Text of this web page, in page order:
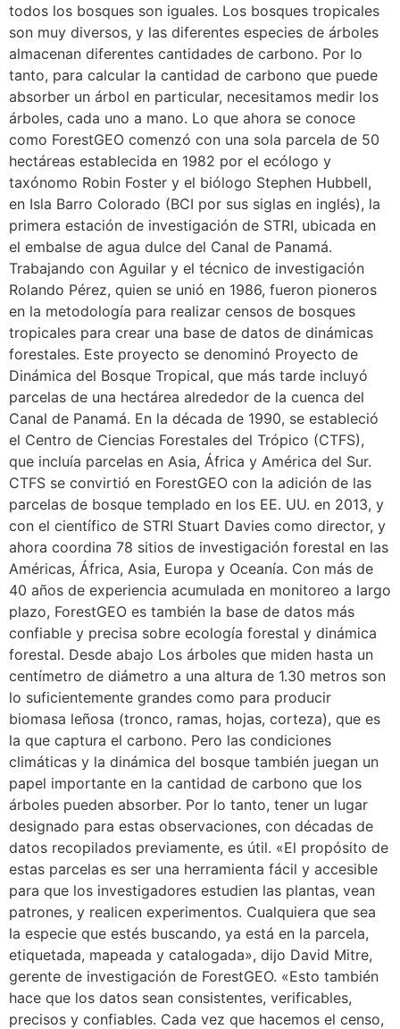
todos los bosques son iguales. Los bosques tropicales
son muy diversos, y las diferentes especies de árboles
almacenan diferentes cantidades de carbono. Por lo
tanto, para calcular la cantidad de carbono que puede
absorber un árbol en particular, necesitamos medir los
árboles, cada uno a mano. Lo que ahora se conoce
como ForestGEO comenzó con una sola parcela de 50
hectáreas establecida en 1982 por el ecólogo y
taxónomo Robin Foster y el biólogo Stephen Hubbell,
en Isla Barro Colorado (BCI por sus siglas en inglés), la
primera estación de investigación de STRI, ubicada en
el embalse de agua dulce del Canal de Panamá.
Trabajando con Aguilar y el técnico de investigación
Rolando Pérez, quien se unió en 1986, fueron pioneros
en la metodología para realizar censos de bosques
tropicales para crear una base de datos de dinámicas
forestales. Este proyecto se denominó Proyecto de
Dinámica del Bosque Tropical, que más tarde incluyó
parcelas de una hectárea alrededor de la cuenca del
Canal de Panamá. En la década de 1990, se estableció
el Centro de Ciencias Forestales del Trópico (CTFS),
que incluía parcelas en Asia, África y América del Sur.
CTFS se convirtió en ForestGEO con la adición de las
parcelas de bosque templado en los EE. UU. en 2013, y
con el científico de STRI Stuart Davies como director, y
ahora coordina 78 sitios de investigación forestal en las
Américas, África, Asia, Europa y Oceanía. Con más de
40 años de experiencia acumulada en monitoreo a largo
plazo, ForestGEO es también la base de datos más
confiable y precisa sobre ecología forestal y dinámica
forestal. Desde abajo Los árboles que miden hasta un
centímetro de diámetro a una altura de 1.30 metros son
lo suficientemente grandes como para producir
biomasa leñosa (tronco, ramas, hojas, corteza), que es
la que captura el carbono. Pero las condiciones
climáticas y la dinámica del bosque también juegan un
papel importante en la cantidad de carbono que los
árboles pueden absorber. Por lo tanto, tener un lugar
designado para estas observaciones, con décadas de
datos recopilados previamente, es útil. «El propósito de
estas parcelas es ser una herramienta fácil y accesible
para que los investigadores estudien las plantas, vean
patrones, y realicen experimentos. Cualquiera que sea
la especie que estés buscando, ya está en la parcela,
etiquetada, mapeada y catalogada», dijo David Mitre,
gerente de investigación de ForestGEO. «Esto también
hace que los datos sean consistentes, verificables,
precisos y confiables. Cada vez que hacemos el censo,